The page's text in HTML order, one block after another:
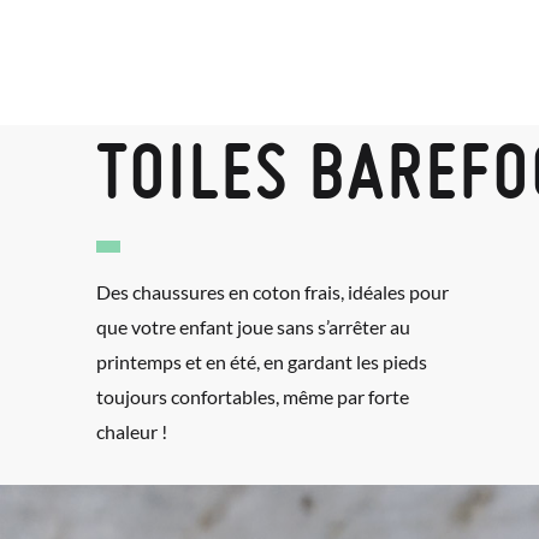
TOILES
Des chaussures en coton frais, idéales pour
que votre enfant joue sans s’arrêter au
printemps et en été, en gardant les pieds
toujours confortables, même par forte
chaleur !